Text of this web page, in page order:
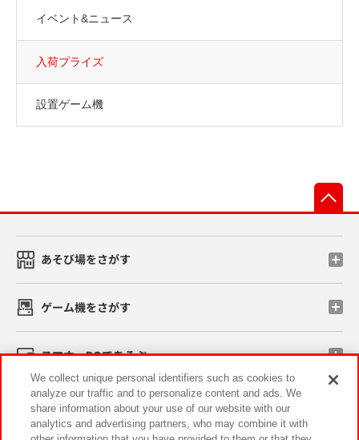
イベント&ニュース
入荷プライズ
設置ゲーム機
あそび場をさがす
ゲーム機をさがす
スマホ・PCであそぶ
イベント・キャンペーン
We collect unique personal identifiers such as cookies to
analyze our traffic and to personalize content and ads. We
share information about your use of our website with our
analytics and advertising partners, who may combine it with